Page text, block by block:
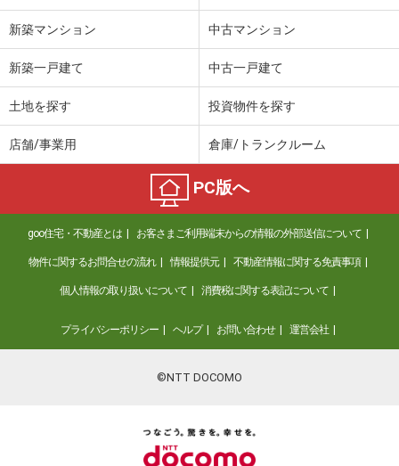
新築マンション 中古マンション
新築一戸建て 中古一戸建て
土地を探す 投資物件を探す
店舗/事業用 倉庫/トランクルーム
PC版へ
goo住宅・不動産とは お客さまご利用端末からの情報の外部送信について
物件に関するお問合せの流れ 情報提供元 不動産情報に関する免責事項
個人情報の取り扱いについて 消費税に関する表記について
プライバシーポリシー ヘルプ お問い合わせ 運営会社
©NTT DOCOMO